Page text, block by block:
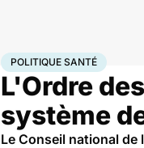
AccueilSanté SociétéSanté
POLITIQUE SANTÉ
L'Ordre
système
Le Conseil national